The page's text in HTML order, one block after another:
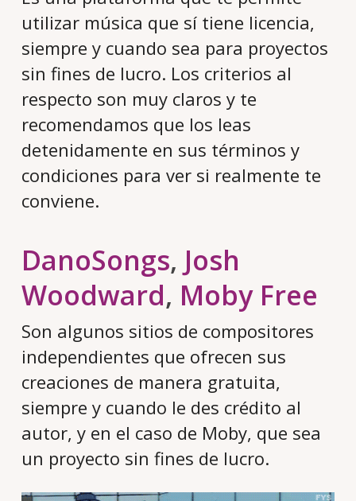
utilizar música que sí tiene licencia,
siempre y cuando sea para proyectos
sin fines de lucro. Los criterios al
respecto son muy claros y te
recomendamos que los leas
detenidamente en sus términos y
condiciones para ver si realmente te
conviene.
DanoSongs, Josh
Woodward, Moby Free
Son algunos sitios de compositores
independientes que ofrecen sus
creaciones de manera gratuita,
siempre y cuando le des crédito al
autor, y en el caso de Moby, que sea
un proyecto sin fines de lucro.